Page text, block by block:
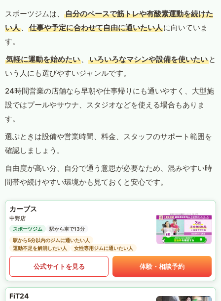
スポーツジムは、
自分のペースで筋トレや有酸素運動を続けた
い人 、 仕事や予定に合わせて自由に通いたい人に向いていま
す。
気軽に運動を始めたい 、 いろいろなマシンや設備を使いたい と
いう人にも選びやすいジャンルです。
24時間営業の店舗なら早朝や仕事帰りにも通いやすく、大型施
設ではプールやサウナ、スタジオなどを使える場合もありま
す。
選ぶときは設備や営業時間、料金、スタッフのサポート範囲を
確認しましょう。
自由度が高い分、自分で通う意思が必要なため、混みやすい時
間帯や続けやすい環境かも見ておくと安心です。
カーブス
中野店
スポーツジム
駅から車で13分
駅から5分以内のジムに通いたい人
運動不足を解消したい人
女性専用ジムに通いたい人
公式サイトを見る 体験・相談予約
FiT24